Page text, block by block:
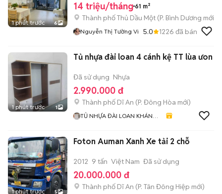
1 phút trước 6
14 triệu/tháng 61 m²
Thành phố Thủ Dầu Một (P. Bình Dương mới)
Nguyễn Thị Tường Vi 5.0 1226 đã bán
1 phút trước 1
Tủ nhựa đài loan 4 cánh kệ TT lùa ưon
Đã sử dụng Nhựa
2.990.000 đ
Thành phố Dĩ An (P. Đông Hòa mới)
TỦ NHỰA ĐÀI LOAN KHÁNH
1 phút trước 5
Foton Auman Xanh Xe tải 2 chỗ
2012 9 tấn Việt Nam Đã sử dụng
20.000.000 đ
Thành phố Dĩ An (P. Tân Đông Hiệp mới)